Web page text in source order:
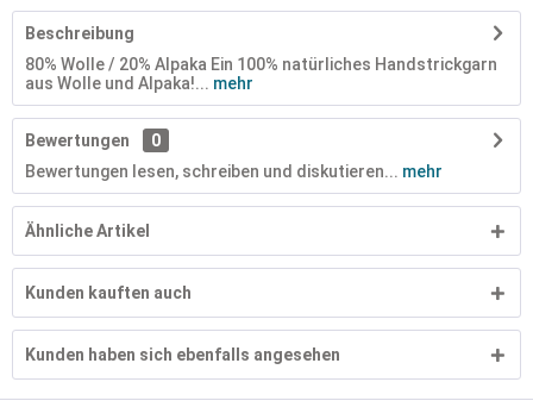
Beschreibung
80% Wolle / 20% Alpaka Ein 100% natürliches Handstrickgarn
aus Wolle und Alpaka!... mehr
Bewertungen
0
Bewertungen lesen, schreiben und diskutieren... mehr
Ähnliche Artikel
Kunden kauften auch
Kunden haben sich ebenfalls angesehen